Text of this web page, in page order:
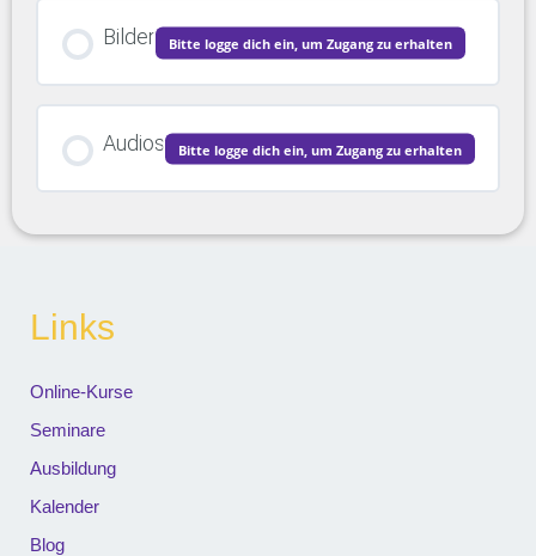
Bilder Bitte logge dich ein, um Zugang zu erhalten
Audios Bitte logge dich ein, um Zugang zu erhalten
Links
Online-Kurse
Seminare
Ausbildung
Kalender
Blog